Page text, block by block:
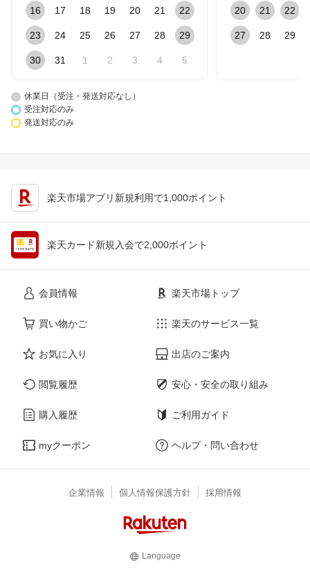
16 17 18 19 20 21 22
23 24 25 26 27 28 29
30 31 1 2 3 4 5
20 21 22
27 28 29
休業日（受注・発送対応なし）
受注対応のみ
発送対応のみ
楽天市場アプリ新規利用で1,000ポイント
楽天カード新規入会で2,000ポイント
会員情報
買い物かご
お気に入り
閲覧履歴
購入履歴
myクーポン
楽天市場トップ
楽天のサービス一覧
出店のご案内
安心・安全の取り組み
ご利用ガイド
ヘルプ・問い合わせ
企業情報 個人情報保護方針 採用情報
Language